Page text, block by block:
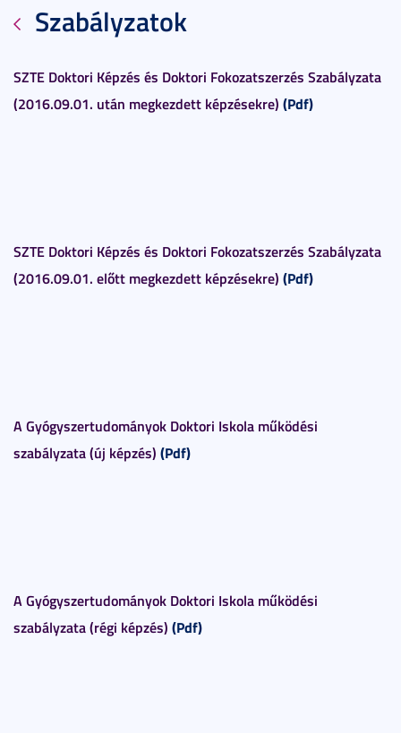
Szabályzatok
SZTE Doktori Képzés és Doktori Fokozatszerzés Szabályzata
(2016.09.01. után megkezdett képzésekre) (Pdf)
SZTE Doktori Képzés és Doktori Fokozatszerzés Szabályzata
(2016.09.01. előtt megkezdett képzésekre) (Pdf)
A Gyógyszertudományok Doktori Iskola működési
szabályzata (új képzés) (Pdf)
A Gyógyszertudományok Doktori Iskola működési
szabályzata (régi képzés) (Pdf)